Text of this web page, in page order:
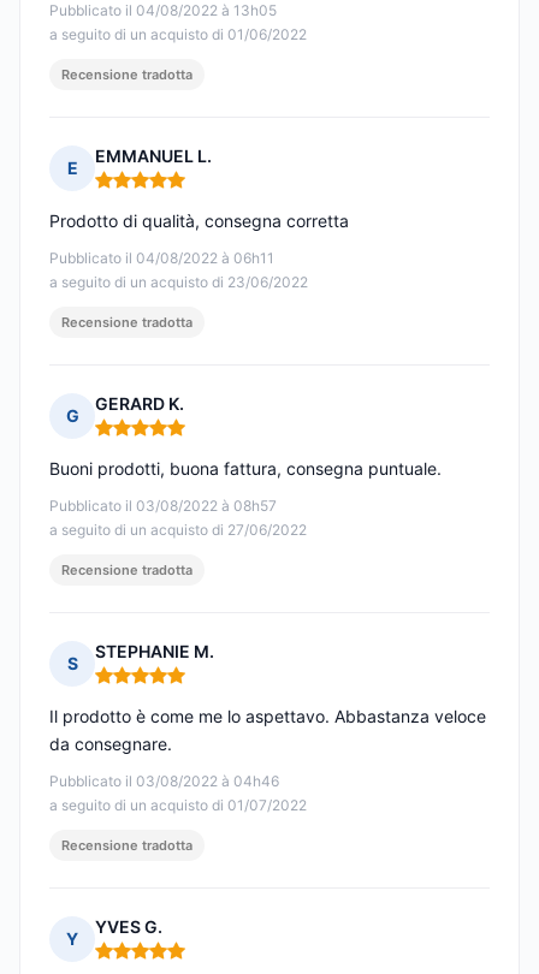
Pubblicato il 04/08/2022 à 13h05
a seguito di un acquisto di 01/06/2022
Recensione tradotta
E
EMMANUEL L.
Nota: 5 su 5
Pubblicato il 04/08/2022 à 06h11
a seguito di un acquisto di 23/06/2022
Prodotto di qualità, consegna corretta
Recensione tradotta
G
GERARD K.
Nota: 5 su 5
Pubblicato il 03/08/2022 à 08h57
a seguito di un acquisto di 27/06/2022
Buoni prodotti, buona fattura, consegna puntuale.
Recensione tradotta
S
STEPHANIE M.
Nota: 5 su 5
Pubblicato il 03/08/2022 à 04h46
a seguito di un acquisto di 01/07/2022
Il prodotto è come me lo aspettavo. Abbastanza veloce
da consegnare.
Recensione tradotta
Y
YVES G.
Nota: 5 su 5